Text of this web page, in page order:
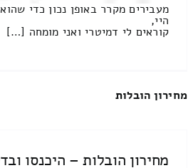
מעבירים מקרר באופן נכון כדי
היי,
קוראים לי דמיטרי ואני מומחה […]
מחירון הובלות
מחירון הובלות – היכנסו